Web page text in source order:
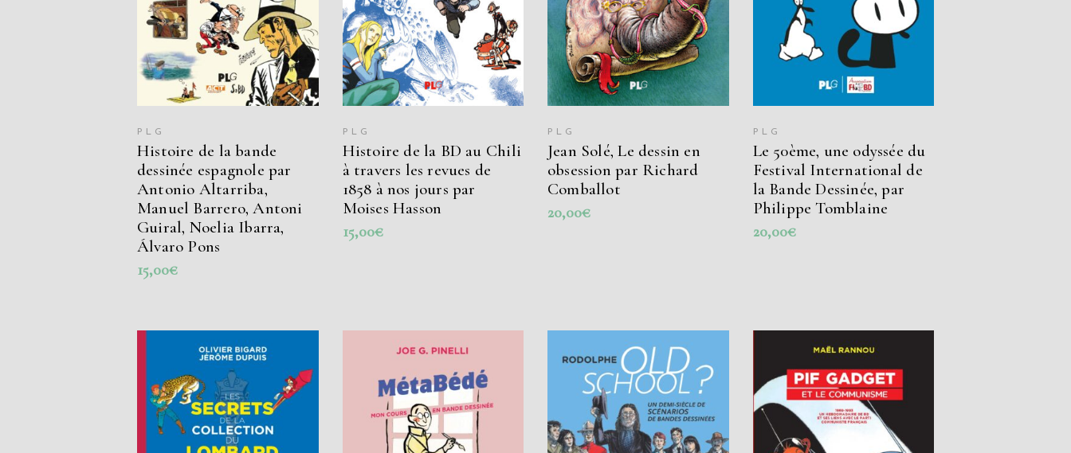
PLG
Histoire de la bande
dessinée espagnole par
Antonio Altarriba,
Manuel Barrero, Antoni
Guiral, Noelia Ibarra,
Álvaro Pons
15,00€
PLG
Histoire de la BD au Chili
à travers les revues de
1858 à nos jours par
Moises Hasson
15,00€
PLG
Jean Solé, Le dessin en
obsession par Richard
Comballot
20,00€
PLG
Le 50ème, une odyssée du
Festival International de
la Bande Dessinée, par
Philippe Tomblaine
20,00€